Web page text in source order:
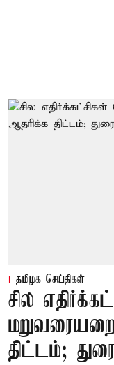
தமிழக செய்திகள்
சில
திட்டம்;